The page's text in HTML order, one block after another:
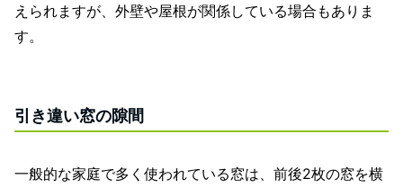
えられますが、外壁や屋根が関係している場合もありま
す。
引き違い窓の隙間
一般的な家庭で多く使われている窓は、前後2枚の窓を横